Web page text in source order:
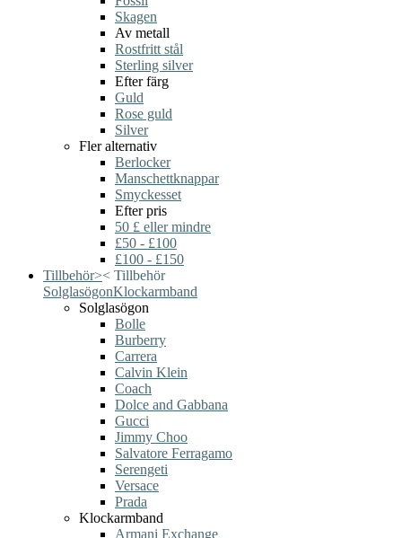
Skagen
Av metall
Rostfritt stål
Sterling silver
Efter färg
Guld
Rose guld
Silver
Fler alternativ
Berlocker
Manschettknappar
Smyckesset
Efter pris
50 £ eller mindre
£50 - £100
£100 - £150
Tillbehör>< Tillbehör
SolglasögonKlockarmband
Solglasögon
Bolle
Burberry
Carrera
Calvin Klein
Coach
Dolce and Gabbana
Gucci
Jimmy Choo
Salvatore Ferragamo
Serengeti
Versace
Prada
Klockarmband
Armani Exchange